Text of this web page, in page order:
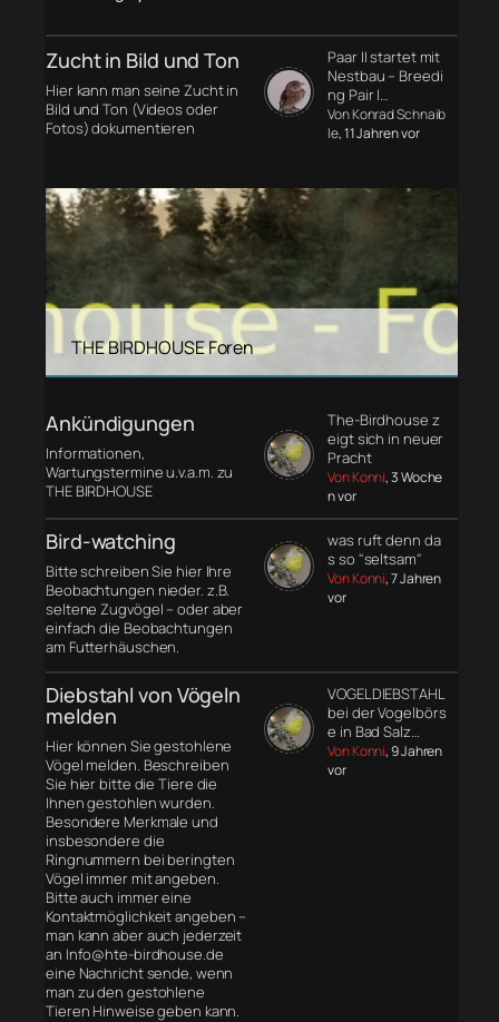
Zucht in Bild und Ton
Hier kann man seine Zucht in
Bild und Ton (Videos oder
Fotos) dokumentieren
Paar II startet mit
Nestbau – Breedi
ng Pair I…
Von Konrad Schnaib
le, 11 Jahren vor
THE BIRDHOUSE Foren
Ankündigungen
Informationen,
Wartungstermine u.v.a.m. zu
THE BIRDHOUSE
The-Birdhouse z
eigt sich in neuer
Pracht
Von Konni, 3 Woche
n vor
Bird-watching
Bitte schreiben Sie hier Ihre
Beobachtungen nieder. z.B.
seltene Zugvögel – oder aber
einfach die Beobachtungen
am Futterhäuschen.
was ruft denn da
s so "seltsam"
Von Konni, 7 Jahren
vor
Diebstahl von Vögeln
melden
Hier können Sie gestohlene
Vögel melden. Beschreiben
Sie hier bitte die Tiere die
Ihnen gestohlen wurden.
Besondere Merkmale und
insbesondere die
Ringnummern bei beringten
Vögel immer mit angeben.
Bitte auch immer eine
Kontaktmöglichkeit angeben –
man kann aber auch jederzeit
an Info@hte-birdhouse.de
eine Nachricht sende, wenn
man zu den gestohlene
Tieren Hinweise geben kann.
VOGELDIEBSTAHL
bei der Vogelbörs
e in Bad Salz…
Von Konni, 9 Jahren
vor